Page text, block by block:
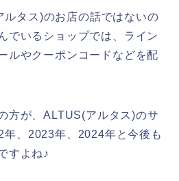
ルタス)のお店の話ではないの
でいるショップでは、ライン
ルやクーポンコードなどを配
方が、ALTUS(アルタス)のサ
、2023年、2024年と今後も
すよね♪